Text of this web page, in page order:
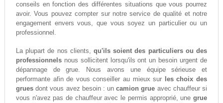
conseils en fonction des différentes situations que vous pourrez
avoir. Vous pouvez compter sur notre service de qualité et notre
engagement envers vous, que vous soyez un particulier ou un
professionnel.
La plupart de nos clients, qu'ils soient des particuliers ou des
professionnelsnous sollicitent lorsqu'ils ont un besoin urgent de
dépannage de grue. Nous avons une équipe sérieuse et
performante afin de vous conseiller au mieux sur
les choix des
gruesdont vous avez besoin : uncamion grue avec chauffeur si
vous n'avez pas de chauffeur avec le permis approprié, unegrue